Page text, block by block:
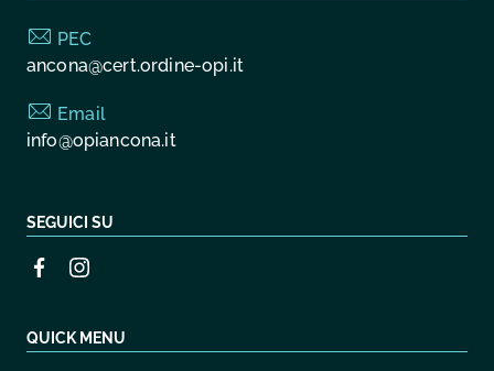
PEC
ancona@cert.ordine-opi.it
Email
info@opiancona.it
SEGUICI SU
QUICK MENU